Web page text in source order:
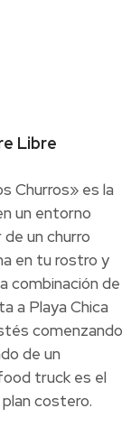
Libre
Churros» es la
un entorno
un churro
en tu rostro y
combinación de
a Playa Chica
comenzando
de un
truck es el
costero.